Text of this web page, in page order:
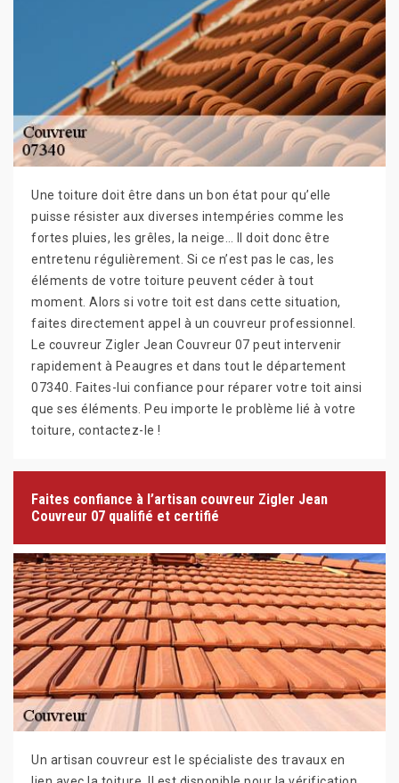
Une toiture doit être dans un bon état pour qu’elle
puisse résister aux diverses intempéries comme les
fortes pluies, les grêles, la neige… Il doit donc être
entretenu régulièrement. Si ce n’est pas le cas, les
éléments de votre toiture peuvent céder à tout
moment. Alors si votre toit est dans cette situation,
faites directement appel à un couvreur professionnel.
Le couvreur Zigler Jean Couvreur 07 peut intervenir
rapidement à Peaugres et dans tout le département
07340. Faites-lui confiance pour réparer votre toit ainsi
que ses éléments. Peu importe le problème lié à votre
toiture, contactez-le !
Faites confiance à l’artisan couvreur Zigler Jean
Couvreur 07 qualifié et certifié
Un artisan couvreur est le spécialiste des travaux en